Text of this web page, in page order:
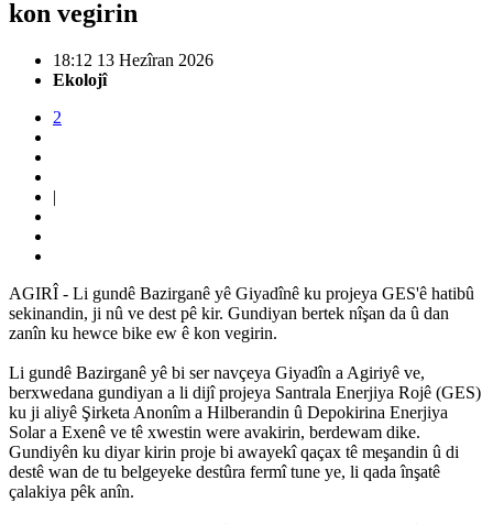
kon vegirin
18:12 13 Hezîran 2026
Ekolojî
2
|
AGIRÎ - Li gundê Bazirganê yê Giyadînê ku projeya GES'ê hatibû
sekinandin, ji nû ve dest pê kir. Gundiyan bertek nîşan da û dan
zanîn ku hewce bike ew ê kon vegirin.
Li gundê Bazirganê yê bi ser navçeya Giyadîn a Agiriyê ve,
berxwedana gundiyan a li dijî projeya Santrala Enerjiya Rojê (GES)
ku ji aliyê Şirketa Anonîm a Hilberandin û Depokirina Enerjiya
Solar a Exenê ve tê xwestin were avakirin, berdewam dike.
Gundiyên ku diyar kirin proje bi awayekî qaçax tê meşandin û di
destê wan de tu belgeyeke destûra fermî tune ye, li qada înşatê
çalakiya pêk anîn.